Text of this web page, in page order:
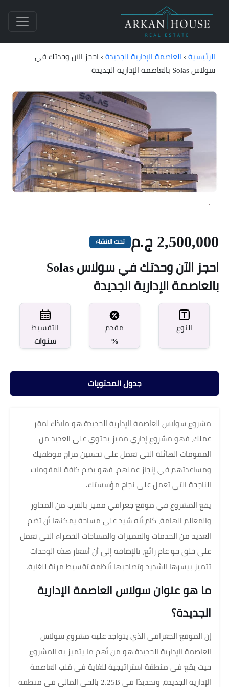
الرئيسية › العاصمة الإدارية الجديدة › احجز الآن وحدتك في
سولاس Solas بالعاصمة الإدارية الجديدة
2,500,000 ج.م تحت الانشاء
احجز الآن وحدتك في سولاس Solas
بالعاصمة الإدارية الجديدة
النوع
مقدم
%
التقسيط
سنوات
جدول المحتويات
مشروع سولاس العاصمة الإدارية الجديدة هو ملاذك لمقر
عملك، فهو مشروع إداري مميز يحتوي على العديد من
المقومات الهائلة التي تعمل على تحسين مزاج موظفيك
ومساعدتهم في إنجاز عملهم، فهو يضم كافة المقومات
الناجحة التي تعمل على نجاح مؤسستك.
يقع المشروع في موقع جغرافي مميز بالقرب من المحاور
والمعالم الهامة، كام أنه شيد على مساحة يمكنها أن تضم
العديد من الخدمات والمميزات والمساحات الخضراء التي تعمل
على خلق جو عام رائع، بالإضافة إلى أن أسعار هذه الوحدات
تتميز بيسرها الشديد وتصاحبها أنظمة تقسيط مرنة للغاية.
ما هو عنوان سولاس العاصمة الإدارية
الجديدة؟
إن الموقع الجغرافي الذي يتواجد عليه مشروع سولاس
العاصمة الإدارية الجديدة هو من أهم ما يتميز به المشروع
حيث يقع في منطقة استراتيجية للغاية في قلب العاصمة
الإدارية الجديدة، وتحديدًا في 2.25B بالحي المالي في منطقة